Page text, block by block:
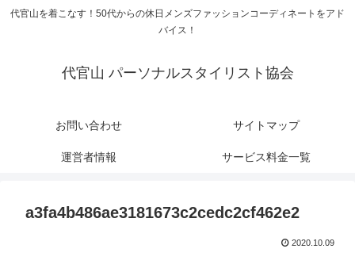
代官山を着こなす！50代からの休日メンズファッションコーディネートをアド
バイス！
代官山 パーソナルスタイリスト協会
お問い合わせ サイトマップ
運営者情報 サービス料金一覧
a3fa4b486ae3181673c2cedc2cf462e2
2020.10.09